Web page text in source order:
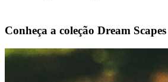
Conheça a coleção Dream Scapes